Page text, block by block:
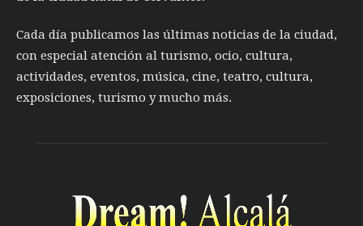
Cada día publicamos las últimas noticias de la ciudad,
con especial atención al turismo, ocio, cultura,
actividades, eventos, música, cine, teatro, cultura,
exposiciones, turismo y mucho más.